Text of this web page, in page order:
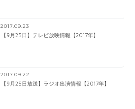
2017.09.23
【9月25日】テレビ放映情報【2017年】
2017.09.22
【9月25日放送】ラジオ出演情報【2017年】